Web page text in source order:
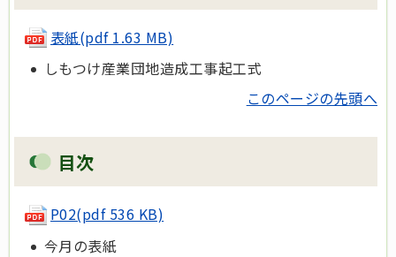
表紙(pdf 1.63 MB)
しもつけ産業団地造成工事起工式
このページの先頭へ
目次
P02(pdf 536 KB)
今月の表紙